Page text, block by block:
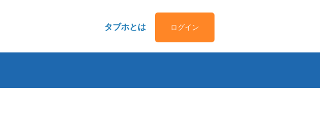
タブホとは ログイン